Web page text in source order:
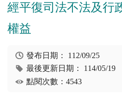
經平復司法不法及行
權益
發布日期： 112/09/25
最後更新日期： 114/05/19
點閱次數：4543